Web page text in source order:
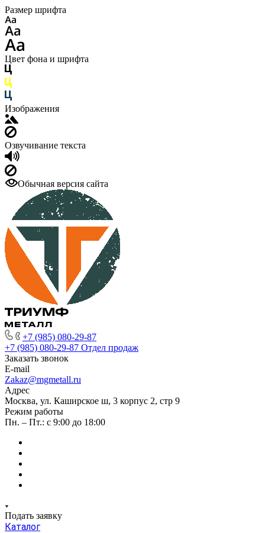
Размер шрифта
Цвет фона и шрифта
Изображения
Озвучивание текста
Обычная версия сайта
+7 (985) 080-29-87
+7 (985) 080-29-87 Отдел продаж
Заказать звонок
E-mail
Zakaz@mgmetall.ru
Адрес
Москва, ул. Каширское ш, 3 корпус 2, стр 9
Режим работы
Пн. – Пт.: с 9:00 до 18:00
Подать заявку
Каталог